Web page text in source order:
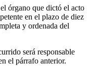
órgano que dictó el acto
en el plazo de diez
y ordenada del
será responsable
el párrafo anterior.